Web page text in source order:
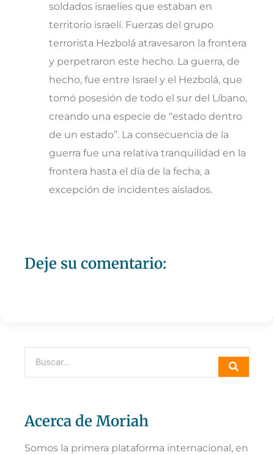
soldados israelíes que estaban en
territorio israelí. Fuerzas del grupo
terrorista Hezbolá atravesaron la frontera
y perpetraron este hecho. La guerra, de
hecho, fue entre Israel y el Hezbolá, que
tomó posesión de todo el sur del Líbano,
creando una especie de “estado dentro
de un estado”. La consecuencia de la
guerra fue una relativa tranquilidad en la
frontera hasta el día de la fecha, a
excepción de incidentes aislados.
Deje su comentario:
Acerca de Moriah
Somos la primera plataforma internacional, en